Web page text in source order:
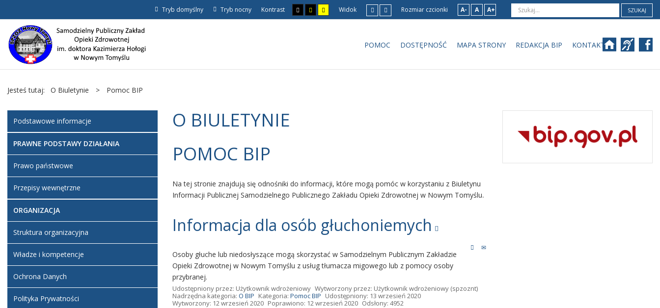
Tryb domyślny Tryb nocny Kontrast Widok Rozmiar czcionki A- A A+ SZUKAJ
POMOC DOSTĘPNOŚĆ MAPA STRONY REDAKCJA BIP KONTAKT
Jesteś tutaj: O Biuletynie > Pomoc BIP
O BIULETYNIE
POMOC BIP
Na tej stronie znajdują się odnośniki do informacji, które mogą pomóc w korzystaniu z Biuletynu
Informacji Publicznej Samodzielnego Publicznego Zakładu Opieki Zdrowotnej w Nowym Tomyślu.
Informacja dla osób głuchoniemych
Osoby głuche lub niedosłyszące mogą skorzystać w Samodzielnym Publicznym Zakładzie
Opieki Zdrowotnej w Nowym Tomyślu z usług tłumacza migowego lub z pomocy osoby
przybranej.
Udostępniony przez: Użytkownik wdrożeniowy Wytworzony przez: Użytkownik wdrożeniowy (spzoznt)
Nadrzędna kategoria: O BIP Kategoria: Pomoc BIP Udostępniony: 13 wrzesień 2020
Wytworzony: 12 wrzesień 2020 Poprawiono: 12 wrzesień 2020 Odsłony: 4952
Podstawowe informacje
PRAWNE PODSTAWY DZIAŁANIA
Prawo państwowe
Przepisy wewnętrzne
ORGANIZACJA
Struktura organizacyjna
Władze i kompetencje
Ochrona Danych
Polityka Prywatności